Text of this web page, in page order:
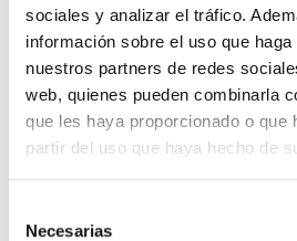
sociales y analizar el tráfico.
información sobre el uso que
nuestros partners de redes
web, quienes pueden combinarla
que les haya proporcionado o que
partir del uso que haya hecho de
Necesarias
Ver clínica